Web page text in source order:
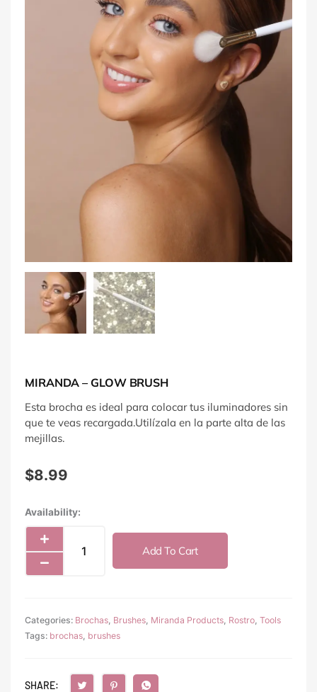
MIRANDA – GLOW BRUSH
Esta brocha es ideal para colocar tus iluminadores sin
que te veas recargada.Utilízala en la parte alta de las
mejillas.
$8.99
Availability:Miranda
Brush
Add To Cart
Categories: Brochas Brushes Miranda Products Rostro Tools
Tags: brochas brushes
SHARE: